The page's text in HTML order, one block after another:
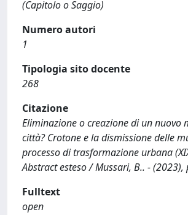
(Capitolo o Saggio)
Numero autori
1
Tipologia sito docente
268
Citazione
Eliminazione o creazione di un nuovo
città? Crotone e la dismissione delle
processo di trasformazione urbana
Abstract esteso / Mussari, B.. - (2023),
Fulltext
open